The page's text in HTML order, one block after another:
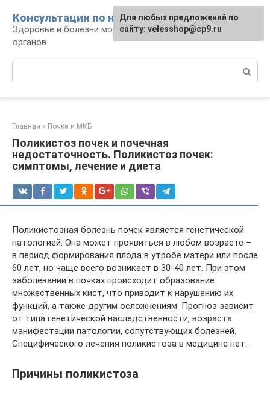
контенту
Консультации по нефрологии
Здоровье и болезни мочевыделительных
органов
Главная » Почки и МКБ
Поликистоз почек и почечная
недостаточность. Поликистоз почек:
симптомы, лечение и диета
Поликистозная болезнь почек является генетической
патологией. Она может проявиться в любом возрасте –
в период формирования плода в утробе матери или после
60 лет, но чаще всего возникает в 30-40 лет. При этом
заболевании в почках происходит образование
множественных кист, что приводит к нарушению их
функций, а также другим осложнениям. Прогноз зависит
от типа генетической наследственности, возраста
манифестации патологии, сопутствующих болезней.
Специфического лечения поликистоза в медицине нет.
Причины поликистоза
Для любых предложений по
сайту: velesshop@cp9.ru